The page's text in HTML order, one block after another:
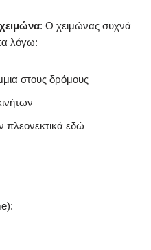
: Ο χειμώνας συχνά
λόγω:
στους δρόμους
πλεονεκτικά εδώ